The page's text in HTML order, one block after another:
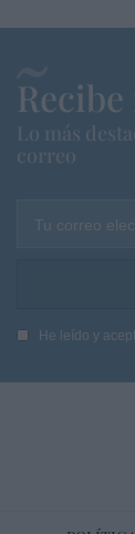
Lo más
correo
Tu correo
He leído y